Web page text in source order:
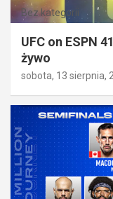
Bez kategorii
UFC on ESPN
żywo
sobota, 13 sierpnia,